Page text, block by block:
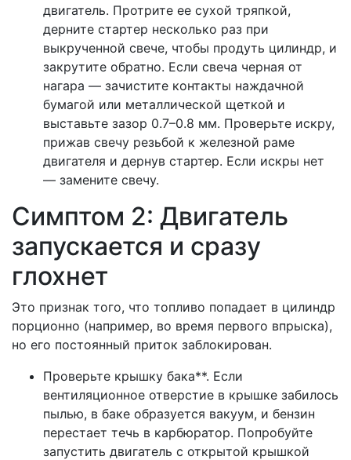
двигатель. Протрите ее сухой тряпкой,
дерните стартер несколько раз при
выкрученной свече, чтобы продуть цилиндр, и
закрутите обратно. Если свеча черная от
нагара — зачистите контакты наждачной
бумагой или металлической щеткой и
выставьте зазор 0.7–0.8 мм. Проверьте искру,
прижав свечу резьбой к железной раме
двигателя и дернув стартер. Если искры нет
— замените свечу.
Симптом 2: Двигатель
запускается и сразу
глохнет
Это признак того, что топливо попадает в цилиндр
порционно (например, во время первого впрыска),
но его постоянный приток заблокирован.
Проверьте крышку бака**. Если
вентиляционное отверстие в крышке забилось
пылью, в баке образуется вакуум, и бензин
перестает течь в карбюратор. Попробуйте
запустить двигатель с открытой крышкой